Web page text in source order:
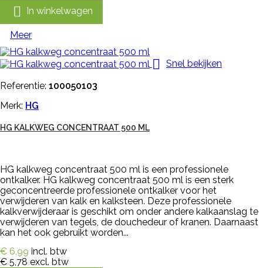
 In winkelwagen
Meer
 Snel bekijken
Referentie: 100050103
Merk: HG
HG KALKWEG CONCENTRAAT 500 ML
HG kalkweg concentraat 500 ml is een professionele
ontkalker. HG kalkweg concentraat 500 ml is een sterk
geconcentreerde professionele ontkalker voor het
verwijderen van kalk en kalksteen. Deze professionele
kalkverwijderaar is geschikt om onder andere kalkaanslag te
verwijderen van tegels, de douchedeur of kranen. Daarnaast
kan het ook gebruikt worden...
€ 6,99 incl. btw
€ 5,78 excl. btw